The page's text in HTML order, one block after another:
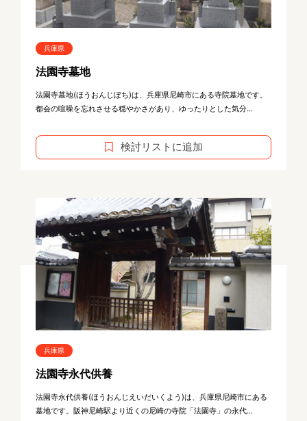
兵庫県
法園寺墓地
法園寺墓地(ほうおんじぼち)は、兵庫県尼崎市にある寺院墓地です。
都会の喧噪を忘れさせる穏やかさがあり、ゆったりとした気分...
検討リストに追加
兵庫県
法園寺永代供養
法園寺永代供養(ほうおんじえいだいくよう)は、兵庫県尼崎市にある
墓地です。阪神尼崎駅より近くの尼崎の寺院「法園寺」の永代...